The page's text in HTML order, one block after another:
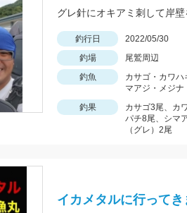
グレ針にオキアミ刺して岸
釣行日 2022/05/30
釣場
尾鷲周辺
釣魚
カサゴ・カワハ
マアジ・メジナ
釣果
カサゴ3尾、カ
パチ8尾、シマ
（グレ）2尾
イカメタルに行って